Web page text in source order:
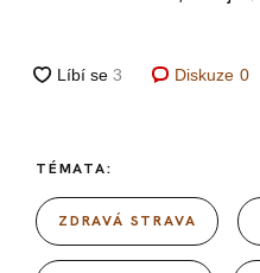
Diskuze 0
TÉMATA:
ZDRAVÁ STRAVA